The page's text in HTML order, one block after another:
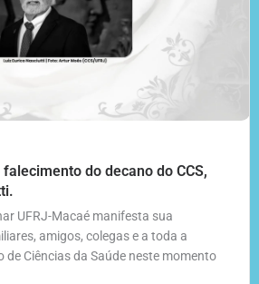
do decano do CCS,
UFRJ-Macaé manifesta sua
amigos, colegas e a toda a
de Ciências da Saúde neste momento